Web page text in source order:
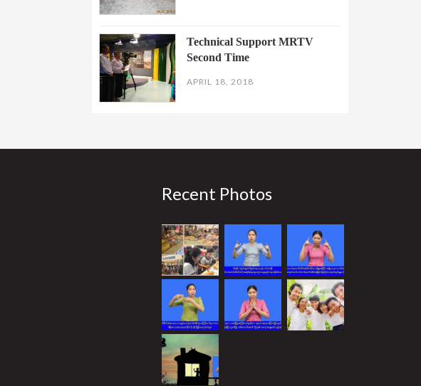
Technical Support MRTV
Second Time
APRIL 18, 2018
Recent Photos